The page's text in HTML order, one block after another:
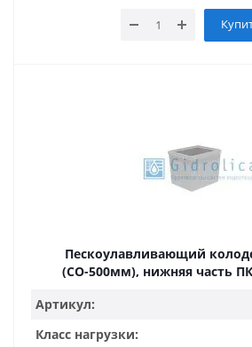
Пескоулавливающий
(СО-500мм), нижняя часть
Артикул:
Класс нагрузки: